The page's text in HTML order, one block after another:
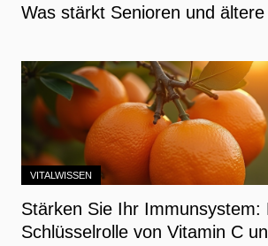
Was stärkt Senioren und
VITALWISSEN
Stärken Sie Ihr Immunsystem:
Schlüsselrolle von Vitamin C